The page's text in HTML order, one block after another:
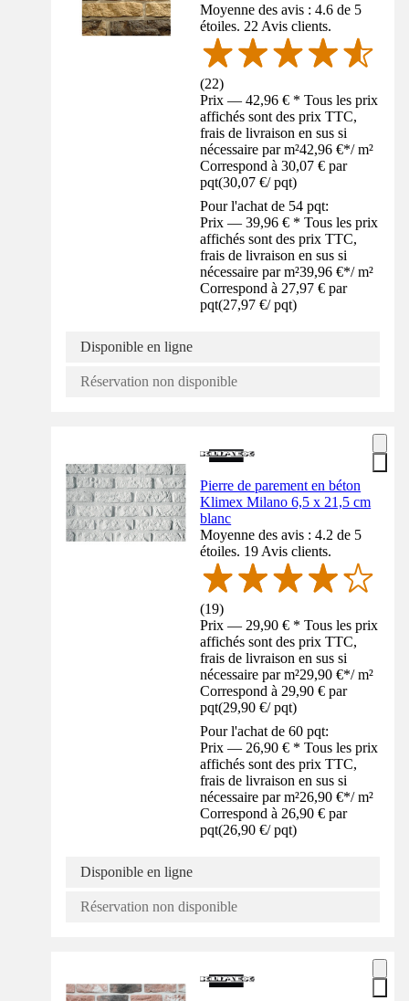
Moyenne des avis : 4.6 de 5
étoiles. 22 Avis clients.
(22)
Prix — 42,96 € * Tous les prix
affichés sont des prix TTC,
frais de livraison en sus si
nécessaire par m²42,96 €*/ m²
Correspond à 30,07 € par
pqt(30,07 €/ pqt)
Pour l'achat de 54 pqt:
Prix — 39,96 € * Tous les prix
affichés sont des prix TTC,
frais de livraison en sus si
nécessaire par m²39,96 €*/ m²
Correspond à 27,97 € par
pqt(27,97 €/ pqt)
Disponible en ligne
Réservation non disponible
Pierre de parement en béton
Klimex Milano 6,5 x 21,5 cm
blanc
Moyenne des avis : 4.2 de 5
étoiles. 19 Avis clients.
(19)
Prix — 29,90 € * Tous les prix
affichés sont des prix TTC,
frais de livraison en sus si
nécessaire par m²29,90 €*/ m²
Correspond à 29,90 € par
pqt(29,90 €/ pqt)
Pour l'achat de 60 pqt:
Prix — 26,90 € * Tous les prix
affichés sont des prix TTC,
frais de livraison en sus si
nécessaire par m²26,90 €*/ m²
Correspond à 26,90 € par
pqt(26,90 €/ pqt)
Disponible en ligne
Réservation non disponible